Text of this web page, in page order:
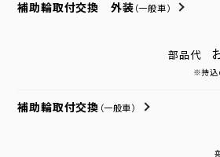
補助輪取付交換 外装 （一般車）
部品代
※持込
補助輪取付交換 （一般車）